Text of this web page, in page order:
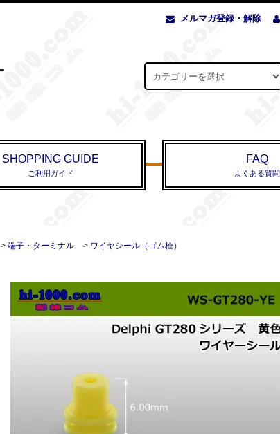
メルマガ登録・解除
SHOPPING GUIDE
ご利用ガイド
FAQ
よくある質問
> 端子・ターミナル > ワイヤシール（ゴム栓）